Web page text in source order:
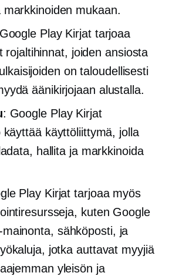
mukaan.
Play Kirjat tarjoaa
rojaltihinnat, joiden ansiosta
on taloudellisesti
äänikirjojaan alustalla.
: Google Play Kirjat
käyttääkäyttöliittymä, jolla
hallita ja markkinoida
Play Kirjat tarjoaa myös
kuten Google
sähköposti, ja
jotka auttavat myyjiä
yleisön ja